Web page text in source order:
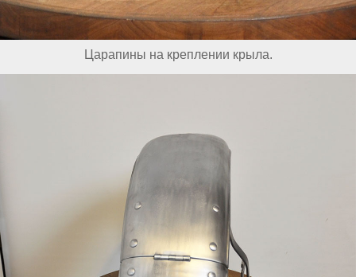
Царапины на креплении крыла.